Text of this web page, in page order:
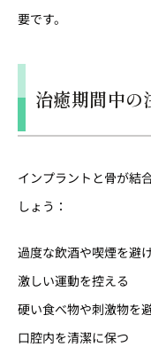
要です。
治癒期間中の
インプラントと骨が結
しょう：
過度な飲酒や喫煙を避
激しい運動を控える
硬い食べ物や刺激物を
口腔内を清潔に保つ